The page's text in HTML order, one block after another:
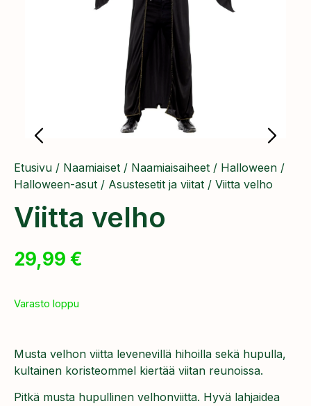
Etusivu / Naamiaiset / Naamiaisaiheet / Halloween /
Halloween-asut / Asustesetit ja viitat / Viitta velho
Viitta velho
29,99 €
Varasto loppu
Musta velhon viitta levenevillä hihoilla sekä hupulla,
kultainen koristeommel kiertää viitan reunoissa.
Pitkä musta hupullinen velhonviitta. Hyvä lahjaidea